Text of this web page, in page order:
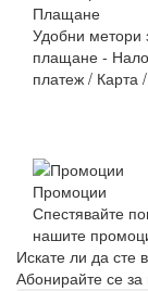
Плащане
Удобни метори
плащане -
платеж / Карта
Промоции
Спестявайте
нашите
Искате ли да сте
Абонирайте се